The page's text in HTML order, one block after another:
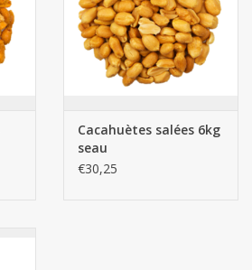
Cacahuètes salées 6kg
seau
€30,25